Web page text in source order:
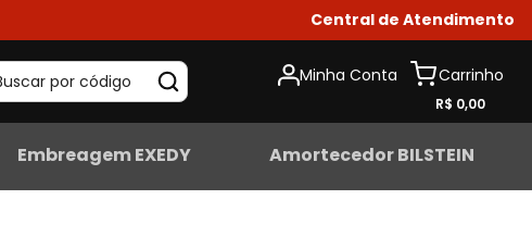
Central de Atendimento
por código Minha Conta
R$ 0,00
Embreagem EXEDY Amortecedor BILSTEIN